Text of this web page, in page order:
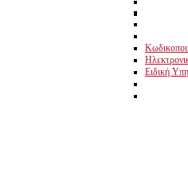
Ειδική